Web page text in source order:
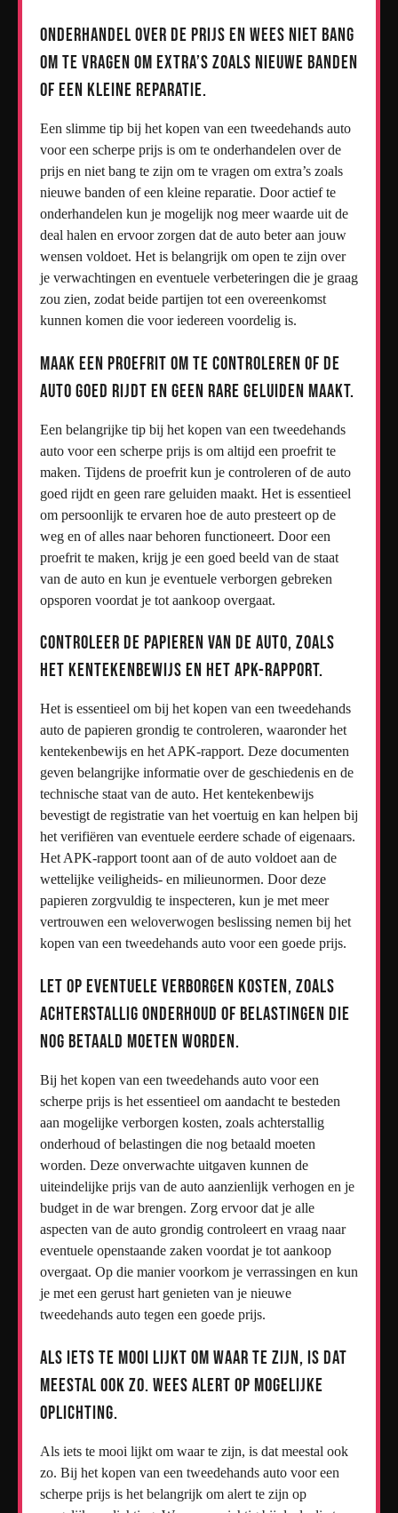
Onderhandel over de prijs en wees niet bang
om te vragen om extra’s zoals nieuwe banden
of een kleine reparatie.
Een slimme tip bij het kopen van een tweedehands auto
voor een scherpe prijs is om te onderhandelen over de
prijs en niet bang te zijn om te vragen om extra’s zoals
nieuwe banden of een kleine reparatie. Door actief te
onderhandelen kun je mogelijk nog meer waarde uit de
deal halen en ervoor zorgen dat de auto beter aan jouw
wensen voldoet. Het is belangrijk om open te zijn over
je verwachtingen en eventuele verbeteringen die je graag
zou zien, zodat beide partijen tot een overeenkomst
kunnen komen die voor iedereen voordelig is.
Maak een proefrit om te controleren of de
auto goed rijdt en geen rare geluiden maakt.
Een belangrijke tip bij het kopen van een tweedehands
auto voor een scherpe prijs is om altijd een proefrit te
maken. Tijdens de proefrit kun je controleren of de auto
goed rijdt en geen rare geluiden maakt. Het is essentieel
om persoonlijk te ervaren hoe de auto presteert op de
weg en of alles naar behoren functioneert. Door een
proefrit te maken, krijg je een goed beeld van de staat
van de auto en kun je eventuele verborgen gebreken
opsporen voordat je tot aankoop overgaat.
Controleer de papieren van de auto, zoals
het kentekenbewijs en het APK-rapport.
Het is essentieel om bij het kopen van een tweedehands
auto de papieren grondig te controleren, waaronder het
kentekenbewijs en het APK-rapport. Deze documenten
geven belangrijke informatie over de geschiedenis en de
technische staat van de auto. Het kentekenbewijs
bevestigt de registratie van het voertuig en kan helpen bij
het verifiëren van eventuele eerdere schade of eigenaars.
Het APK-rapport toont aan of de auto voldoet aan de
wettelijke veiligheids- en milieunormen. Door deze
papieren zorgvuldig te inspecteren, kun je met meer
vertrouwen een weloverwogen beslissing nemen bij het
kopen van een tweedehands auto voor een goede prijs.
Let op eventuele verborgen kosten, zoals
achterstallig onderhoud of belastingen die
nog betaald moeten worden.
Bij het kopen van een tweedehands auto voor een
scherpe prijs is het essentieel om aandacht te besteden
aan mogelijke verborgen kosten, zoals achterstallig
onderhoud of belastingen die nog betaald moeten
worden. Deze onverwachte uitgaven kunnen de
uiteindelijke prijs van de auto aanzienlijk verhogen en je
budget in de war brengen. Zorg ervoor dat je alle
aspecten van de auto grondig controleert en vraag naar
eventuele openstaande zaken voordat je tot aankoop
overgaat. Op die manier voorkom je verrassingen en kun
je met een gerust hart genieten van je nieuwe
tweedehands auto tegen een goede prijs.
Als iets te mooi lijkt om waar te zijn, is dat
meestal ook zo. Wees alert op mogelijke
oplichting.
Als iets te mooi lijkt om waar te zijn, is dat meestal ook
zo. Bij het kopen van een tweedehands auto voor een
scherpe prijs is het belangrijk om alert te zijn op